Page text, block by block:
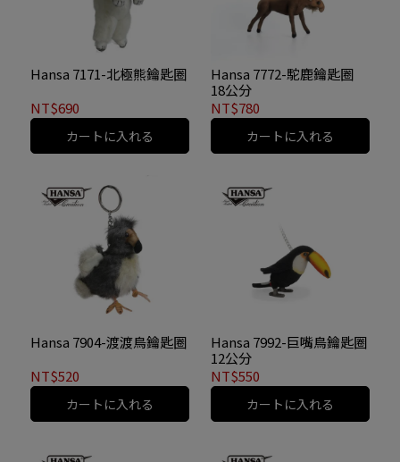
Hansa 7171-北極熊鑰匙圈
NT$690
カートに入れる
Hansa 7772-駝鹿鑰匙圈
18公分
NT$780
カートに入れる
Hansa 7904-渡渡鳥鑰匙圈
NT$520
カートに入れる
Hansa 7992-巨嘴鳥鑰匙圈
12公分
NT$550
カートに入れる